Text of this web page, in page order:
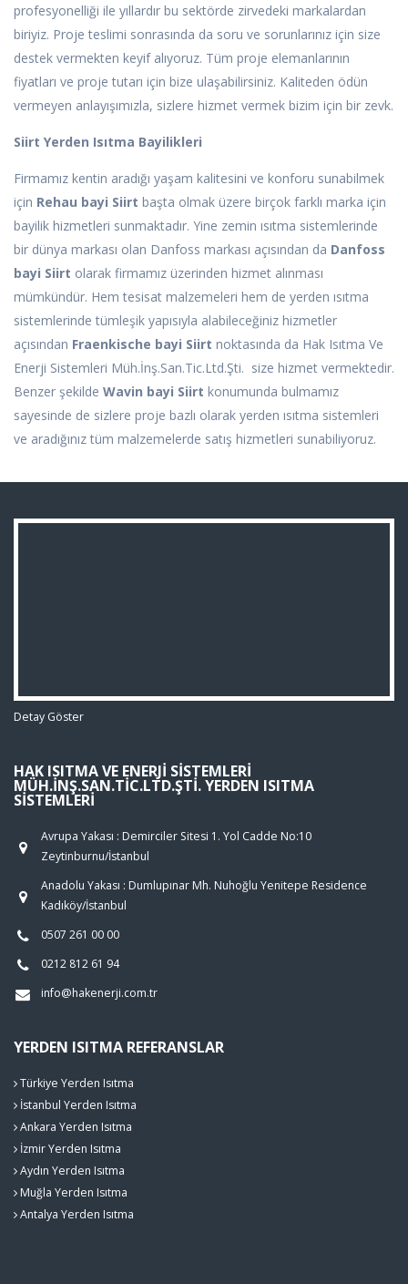
profesyonelliği ile yıllardır bu sektörde zirvedeki markalardan
biriyiz. Proje teslimi sonrasında da soru ve sorunlarınız için size
destek vermekten keyif alıyoruz. Tüm proje elemanlarının
fiyatları ve proje tutarı için bize ulaşabilirsiniz. Kaliteden ödün
vermeyen anlayışımızla, sizlere hizmet vermek bizim için bir zevk.
Siirt Yerden Isıtma Bayilikleri
Firmamız kentin aradığı yaşam kalitesini ve konforu sunabilmek
için Rehau bayi Siirt başta olmak üzere birçok farklı marka için
bayilik hizmetleri sunmaktadır. Yine zemin ısıtma sistemlerinde
bir dünya markası olan Danfoss markası açısından da Danfoss
bayi Siirt olarak firmamız üzerinden hizmet alınması
mümkündür. Hem tesisat malzemeleri hem de yerden ısıtma
sistemlerinde tümleşik yapısıyla alabileceğiniz hizmetler
açısından Fraenkische bayi Siirt noktasında da Hak Isıtma Ve
Enerji Sistemleri Müh.İnş.San.Tic.Ltd.Şti. size hizmet vermektedir.
Benzer şekilde Wavin bayi Siirt konumunda bulmamız
sayesinde de sizlere proje bazlı olarak yerden ısıtma sistemleri
ve aradığınız tüm malzemelerde satış hizmetleri sunabiliyoruz.
Detay Göster
HAK ISITMA VE ENERJI SISTEMLERI
MÜH.İNŞ.SAN.TIC.LTD.ŞTI. YERDEN ISITMA
SISTEMLERI
Avrupa Yakası : Demirciler Sitesi 1. Yol Cadde No:10
Zeytinburnu/İstanbul
Anadolu Yakası : Dumlupınar Mh. Nuhoğlu Yenitepe Residence
Kadıköy/İstanbul
0507 261 00 00
0212 812 61 94
info@hakenerji.com.tr
YERDEN ISITMA REFERANSLAR
Türkiye Yerden Isıtma
İstanbul Yerden Isıtma
Ankara Yerden Isıtma
İzmir Yerden Isıtma
Aydın Yerden Isıtma
Muğla Yerden Isıtma
Antalya Yerden Isıtma